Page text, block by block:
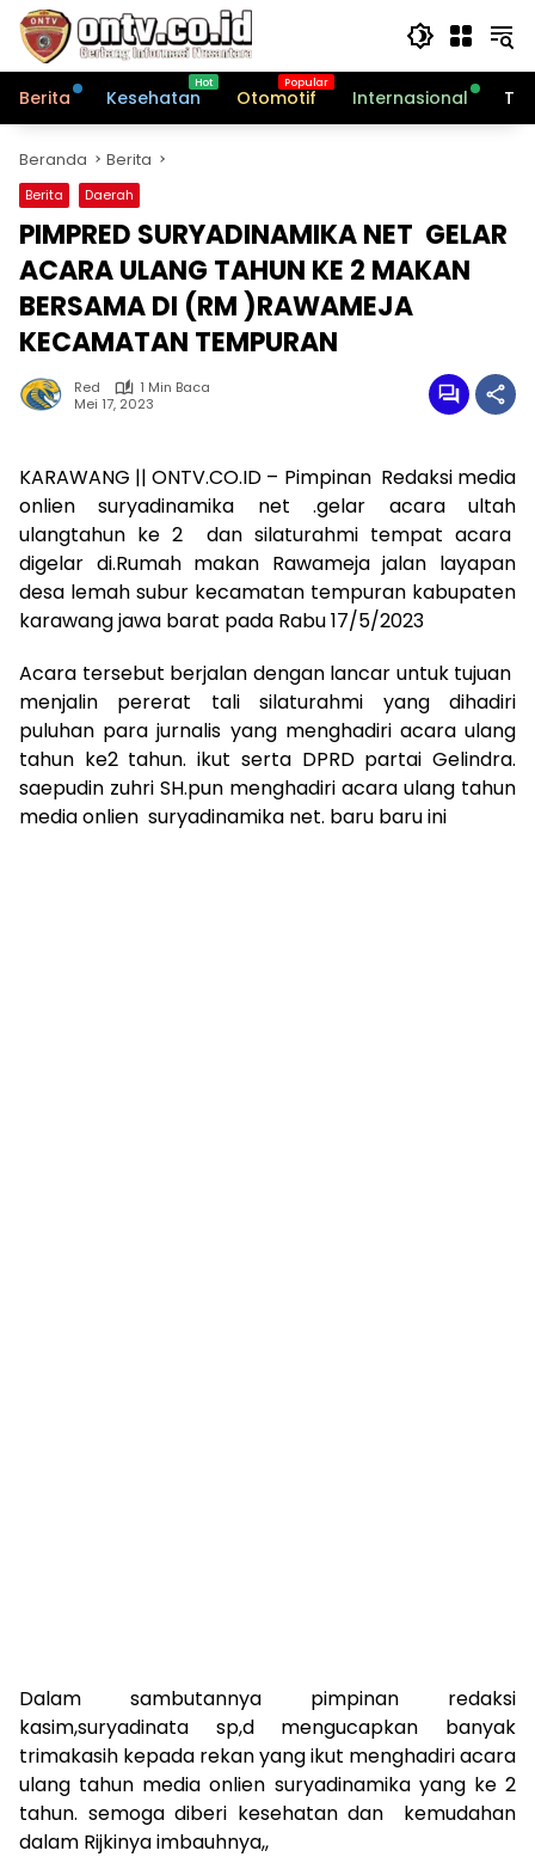
Langsung
konten
Berita
Kesehatan Otomotif Internasional
Beranda Berita
Berita Daerah
PIMPRED SURYADINAMIKA NET GELAR
ACARA ULANG TAHUN KE 2 MAKAN
BERSAMA DI (RM )RAWAMEJA
KECAMATAN TEMPURAN
Red
1 Min Baca
Mei 17, 2023
KARAWANG || ONTV.CO.ID – Pimpinan Redaksi media
onlien suryadinamika net .gelar acara ultah
ulangtahun ke 2 dan silaturahmi tempat acara
digelar di.Rumah makan Rawameja jalan layapan
desa lemah subur kecamatan tempuran kabupaten
karawang jawa barat pada Rabu 17/5/2023
Acara tersebut berjalan dengan lancar untuk tujuan
menjalin pererat tali silaturahmi yang dihadiri
puluhan para jurnalis yang menghadiri acara ulang
tahun ke2 tahun. ikut serta DPRD partai Gelindra.
saepudin zuhri SH.pun menghadiri acara ulang tahun
media onlien suryadinamika net. baru baru ini
Dalam sambutannya pimpinan redaksi
kasim,suryadinata sp,d mengucapkan banyak
trimakasih kepada rekan yang ikut menghadiri acara
ulang tahun media onlien suryadinamika yang ke 2
tahun. semoga diberi kesehatan dan kemudahan
dalam Rijkinya imbauhnya,,